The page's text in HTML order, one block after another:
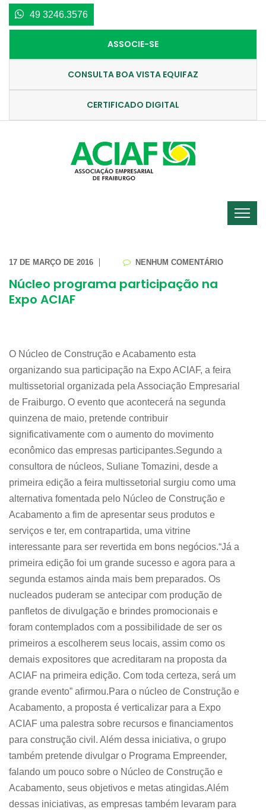
49 3246.3576
ASSOCIE-SE
CONSULTA BOA VISTA EQUIFAZ
CERTIFICADO DIGITAL
17 DE MARÇO DE 2016 NENHUM COMENTÁRIO
Núcleo programa participação na
Expo ACIAF
O Núcleo de Construção e Acabamento esta
organizando sua participação na Expo ACIAF, a feira
multissetorial organizada pela Associação Empresarial
de Fraiburgo. O evento que acontecerá na segunda
quinzena de maio, pretende contribuir
significativamente com o aumento do movimento
econômico das empresas participantes.Segundo a
consultora de núcleos, Suliane Tomazini, desde a
primeira edição a feira multissetorial surgiu como uma
alternativa fomentada pelo Núcleo de Construção e
Acabamento a fim de apresentar seus produtos e
serviços e ter, em contrapartida, uma vitrine
interessante para ser revertida em bons negócios.“Já a
primeira edição foi um grande sucesso e agora para a
segunda estamos ainda mais bem preparados. Os
nucleados puderam se antecipar com produção de
panfletos de divulgação e brindes promocionais e
foram contemplados com a possibilidade de ser os
primeiros a escolherem seus locais, assim como os
demais expositores que acreditaram na proposta da
ACIAF na primeira edição. Com toda certeza, será um
grande evento” afirmou.Para o núcleo de Construção e
Acabamento, a proposta é verticalizar para a Expo
ACIAF uma palestra sobre recursos e financiamentos
para construção civil. Além dessa iniciativa, o grupo
também pretende divulgar o Programa Empreender,
falando um pouco sobre o Núcleo de Construção e
Acabamento, seus objetivos e metas atingidas.Além
dessas iniciativas, as empresas também levaram para